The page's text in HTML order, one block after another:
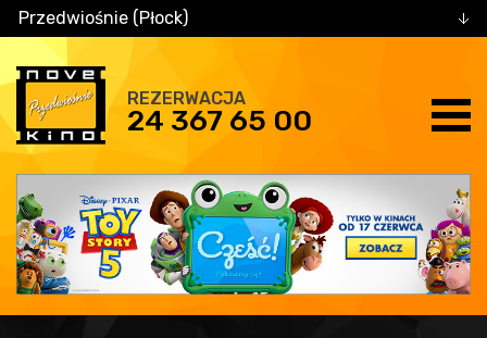
Przedwiośnie (Płock)
REZERWACJA
24 367 65 00